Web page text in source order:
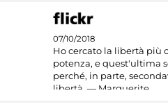
07/10/2018
Ho cercato la libertà più
potenza, e quest'ultima
perché, in parte,
libertà. — Marguerite